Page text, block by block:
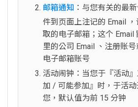
邮箱通知 ：与您有关的最
件到页面上注记的 Email
取的电子邮箱；这个 Email
里的公司 Email 、注册账
电子邮箱账号
活动闹钟：当您于『活动
加 / 可能参加』时，于活
您，默认值为前 15 分钟